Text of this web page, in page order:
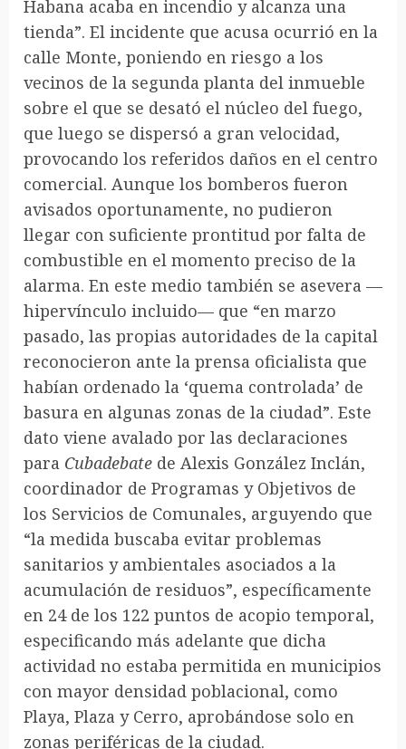
Habana acaba en incendio y alcanza una
tienda”. El incidente que acusa ocurrió en la
calle Monte, poniendo en riesgo a los
vecinos de la segunda planta del inmueble
sobre el que se desató el núcleo del fuego,
que luego se dispersó a gran velocidad,
provocando los referidos daños en el centro
comercial. Aunque los bomberos fueron
avisados oportunamente, no pudieron
llegar con suficiente prontitud por falta de
combustible en el momento preciso de la
alarma. En este medio también se asevera —
hipervínculo incluido— que “en marzo
pasado, las propias autoridades de la capital
reconocieron ante la prensa oficialista que
habían ordenado la ‘quema controlada’ de
basura en algunas zonas de la ciudad”. Este
dato viene avalado por las declaraciones
para Cubadebate de Alexis González Inclán,
coordinador de Programas y Objetivos de
los Servicios de Comunales, arguyendo que
“la medida buscaba evitar problemas
sanitarios y ambientales asociados a la
acumulación de residuos”, específicamente
en 24 de los 122 puntos de acopio temporal,
especificando más adelante que dicha
actividad no estaba permitida en municipios
con mayor densidad poblacional, como
Playa, Plaza y Cerro, aprobándose solo en
zonas periféricas de la ciudad.